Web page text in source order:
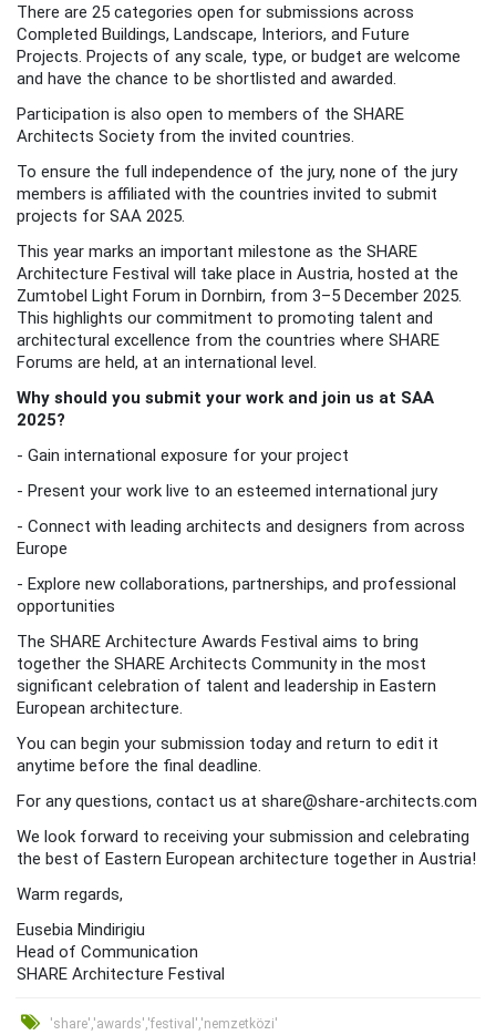
There are 25 categories open for submissions across
Completed Buildings, Landscape, Interiors, and Future
Projects. Projects of any scale, type, or budget are welcome
and have the chance to be shortlisted and awarded.
Participation is also open to members of the SHARE
Architects Society from the invited countries.
To ensure the full independence of the jury, none of the jury
members is affiliated with the countries invited to submit
projects for SAA 2025.
This year marks an important milestone as the SHARE
Architecture Festival will take place in Austria, hosted at the
Zumtobel Light Forum in Dornbirn, from 3–5 December 2025.
This highlights our commitment to promoting talent and
architectural excellence from the countries where SHARE
Forums are held, at an international level.
Why should you submit your work and join us at SAA
2025?
- Gain international exposure for your project
- Present your work live to an esteemed international jury
- Connect with leading architects and designers from across
Europe
- Explore new collaborations, partnerships, and professional
opportunities
The SHARE Architecture Awards Festival aims to bring
together the SHARE Architects Community in the most
significant celebration of talent and leadership in Eastern
European architecture.
You can begin your submission today and return to edit it
anytime before the final deadline.
For any questions, contact us at share@share-architects.com
We look forward to receiving your submission and celebrating
the best of Eastern European architecture together in Austria!
Warm regards,
Eusebia Mindirigiu
Head of Communication
SHARE Architecture Festival
'share','awards','festival','nemzetközi'